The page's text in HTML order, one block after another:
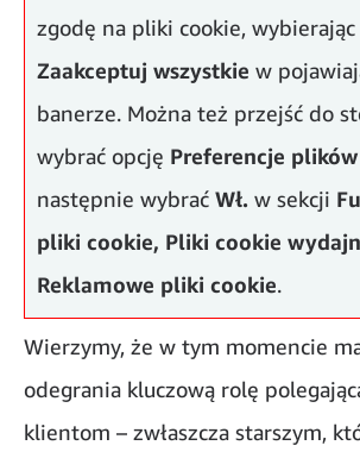
zgodę na pliki cookie, wybierając
Zaakceptuj wszystkie w
banerze. Można też przejść do
wybrać opcję Preferencje
następnie wybrać Wł. w sekcji
pliki cookie, Pliki cookie
Reklamowe pliki cookie.
Wierzymy, że w tym momencie
odegrania kluczową rolę
klientom – zwłaszcza starszym,